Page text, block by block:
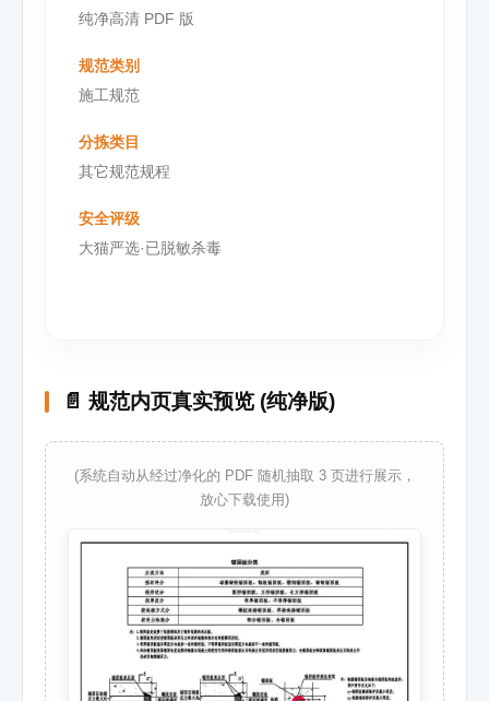
纯净高清 PDF 版
规范类别
施工规范
分拣类目
其它规范规程
安全评级
大猫严选·已脱敏杀毒
📄 规范内页真实预览 (纯净版)
(系统自动从经过净化的 PDF 随机抽取 3 页进行展示，
放心下载使用)